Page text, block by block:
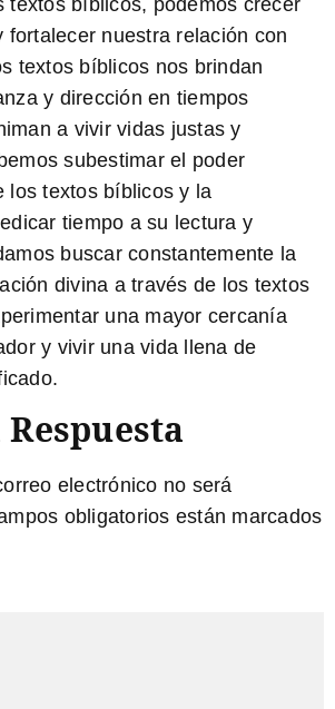
fortalecer nuestra relación con
textos bíblicos nos brindan
y dirección en tiempos
a vivir vidas justas y
subestimar el poder
los textos bíblicos y la
tiempo a su lectura y
buscar constantemente la
divina a través de los textos
una mayor cercanía
y vivir una vida llena de
electrónico no será
obligatorios están marcados